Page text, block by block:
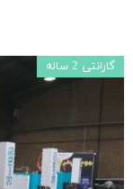
گارانتی 2 ساله